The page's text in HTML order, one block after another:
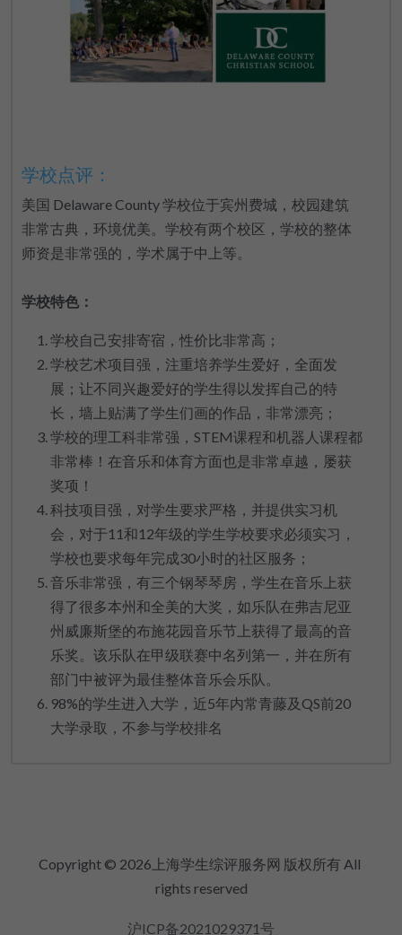
学校点评：
美国 Delaware County 学校位于宾州费城，校园建筑
非常古典，环境优美。学校有两个校区，学校的整体
师资是非常强的，学术属于中上等。
学校特色：
学校自己安排寄宿，性价比非常高；
学校艺术项目强，注重培养学生爱好，全面发
展；让不同兴趣爱好的学生得以发挥自己的特
长，墙上贴满了学生们画的作品，非常漂亮；
学校的理工科非常强，STEM课程和机器人课程都
非常棒！在音乐和体育方面也是非常卓越，屡获
奖项！
科技项目强，对学生要求严格，并提供实习机
会，对于11和12年级的学生学校要求必须实习，
学校也要求每年完成30小时的社区服务；
音乐非常强，有三个钢琴琴房，学生在音乐上获
得了很多本州和全美的大奖，如乐队在弗吉尼亚
州威廉斯堡的布施花园音乐节上获得了最高的音
乐奖。该乐队在甲级联赛中名列第一，并在所有
部门中被评为最佳整体音乐会乐队。
98%的学生进入大学，近5年内常青藤及QS前20
大学录取，不参与学校排名
Copyright © 2026上海学生综评服务网 版权所有 All
rights reserved
沪ICP备2021029371号